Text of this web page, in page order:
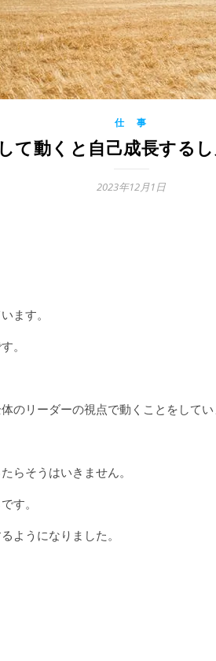
仕 事
て動くと自己成長する
2023年12月1日
ます。
。
のリーダーの視点で動くことをしてい
らそうはいきません。
す。
ようになりました。